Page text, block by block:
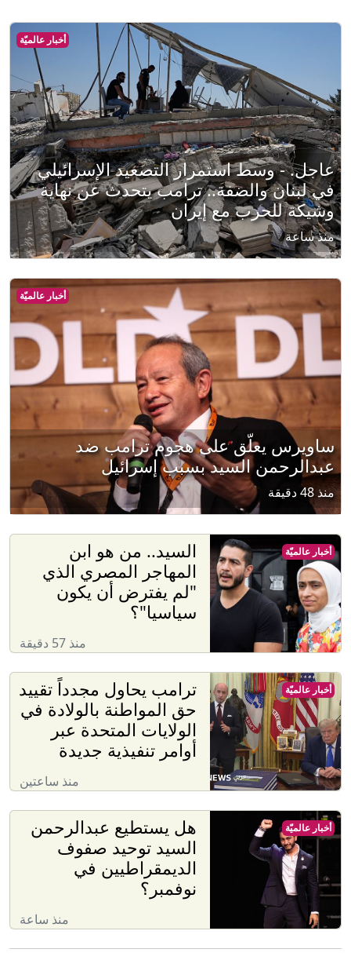
أخبار عالميّة
عاجل. - وسط استمرار التصعيد الإسرائيلي
في لبنان والضفة.. ترامب يتحدث عن نهاية
وشيكة للحرب مع إيران
منذ ساعة
أخبار عالميّة
ساويرس يعلّق على هجوم ترامب ضد
عبدالرحمن السيد بسبب إسرائيل
منذ 48 دقيقة
السيد.. من هو ابن
المهاجر المصري الذي
"لم يفترض أن يكون
سياسيا"؟
منذ 57 دقيقة
أخبار عالميّة
ترامب يحاول مجدداً تقييد
حق المواطنة بالولادة في
الولايات المتحدة عبر
أوامر تنفيذية جديدة
منذ ساعتين
أخبار عالميّة
هل يستطيع عبدالرحمن
السيد توحيد صفوف
الديمقراطيين في
نوفمبر؟
منذ ساعة
أخبار عالميّة